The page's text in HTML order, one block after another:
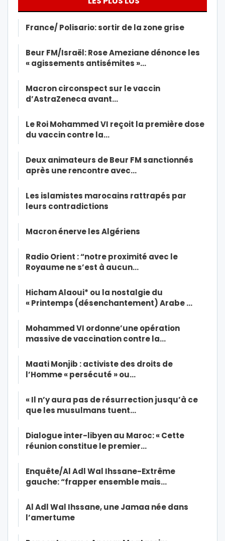
France/ Polisario: sortir de la zone grise
Beur FM/Israël: Rose Ameziane dénonce les
« agissements antisémites »…
Macron circonspect sur le vaccin
d’AstraZeneca avant…
Le Roi Mohammed VI reçoit la première dose
du vaccin contre la…
Deux animateurs de Beur FM sanctionnés
après une rencontre avec…
Les islamistes marocains rattrapés par
leurs contradictions
Macron énerve les Algériens
Radio Orient : “notre proximité avec le
Royaume ne s’est à aucun…
Hicham Alaoui* ou la nostalgie du
« Printemps (désenchantement) Arabe …
Mohammed VI ordonne’une opération
massive de vaccination contre la…
Maati Monjib : activiste des droits de
l’Homme « persécuté » ou…
« Il n’y aura pas de résurrection jusqu’à ce
que les musulmans tuent…
Dialogue inter-libyen au Maroc: « Cette
réunion constitue le premier…
Enquête/Al Adl Wal Ihssane-Extrême
gauche: “frapper ensemble mais…
Al Adl Wal Ihssane, une Jamaa née dans
l’amertume